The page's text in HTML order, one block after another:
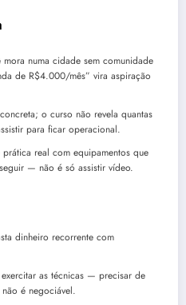
numa cidade sem comunidade
de R$4.000/mês” vira aspiração
o curso não revela quantas
para ficar operacional.
real com equipamentos que
— não é só assistir vídeo.
dinheiro recorrente com
as técnicas — precisar de
é negociável.